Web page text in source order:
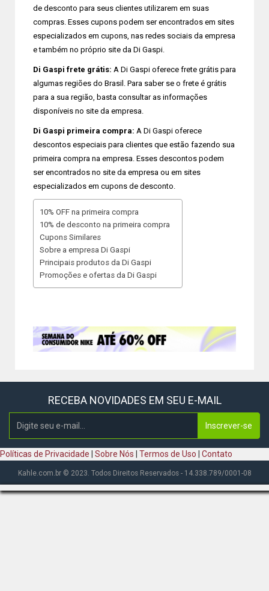
de desconto para seus clientes utilizarem em suas
compras. Esses cupons podem ser encontrados em sites
especializados em cupons, nas redes sociais da empresa
e também no próprio site da Di Gaspi.
Di Gaspi frete grátis: A Di Gaspi oferece frete grátis para
algumas regiões do Brasil. Para saber se o frete é grátis
para a sua região, basta consultar as informações
disponíveis no site da empresa.
Di Gaspi primeira compra: A Di Gaspi oferece
descontos especiais para clientes que estão fazendo sua
primeira compra na empresa. Esses descontos podem
ser encontrados no site da empresa ou em sites
especializados em cupons de desconto.
10% OFF na primeira compra
10% de desconto na primeira compra
Cupons Similares
Sobre a empresa Di Gaspi
Principais produtos da Di Gaspi
Promoções e ofertas da Di Gaspi
RECEBA NOVIDADES EM SEU E-MAIL
Inscrever-se
Políticas de Privacidade Sobre Nós Termos de Uso Contato
Kahle.com.br © 2023. Todos Direitos Reservados - 14.338.789/0001-08